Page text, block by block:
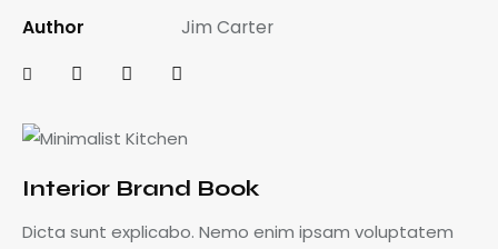
Interior Brand Book
Dicta sunt explicabo. Nemo enim ipsam voluptatem
Author
Jim Carter